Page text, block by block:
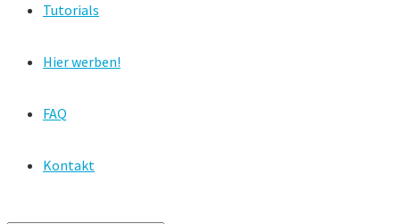
Tutorials
Hier werben!
FAQ
Kontakt